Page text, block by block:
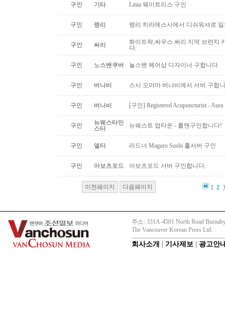
구인 기타 Lmia 웨이트리스 구인
구인 랭리 랭리 히라메스시에서 디쉬워셔로
구인 써리
화이트락,싸우스 써리 지역 브런치
다.
구인 노스밴쿠버 놀스밴 헤어샵 디자이너 구합니다
구인 버나비 스시 오야마 버나비에서 서버 구합
구인 버나비 [구인] Registered Acupuncturist -
구인
뉴웨스터민
스터
뉴웨스트 업타운 - 롤맨구인합니다!
구인 델타 라드너 Maguro Sushi 홀서버 구인
구인 아보츠포드 아보츠포드 서버 구인합니다.
이전페이지 다음페이지 1 2
주소: 331A-4501 North Road
The Vancouver Korean Press Ltd.
회사소개 기사제보 광고안